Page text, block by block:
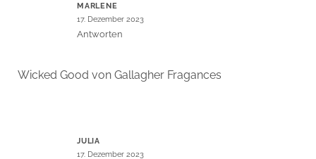
MARLENE
17. Dezember 2023
Antworten
Wicked Good von Gallagher Fragances
JULIA
17. Dezember 2023